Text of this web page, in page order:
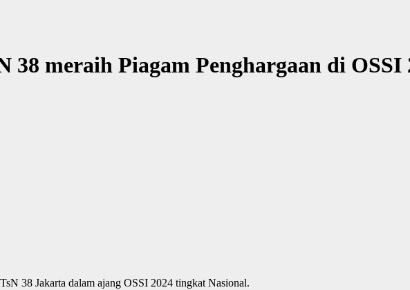
38 meraih Piagam Penghargaan di OSSI
38 Jakarta dalam ajang OSSI 2024 tingkat Nasional.